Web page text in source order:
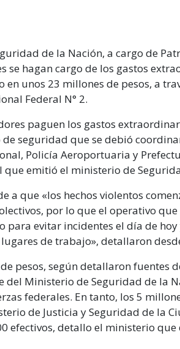
de la Nación, a cargo de
se hagan cargo de los gastos
unos 23 millones de pesos, a
Federal N° 2.
paguen los gastos
seguridad que se debió
Policía Aeroportuaria y
emitió el ministerio de
a que «los hechos violentos
por lo que el operativo
para evitar incidentes el día de
de trabajo», detallaron
pesos, según detallaron fuentes
del Ministerio de Seguridad de la
federales. En tanto, los 5
de Justicia y Seguridad de la
efectivos, detallo el ministerio que